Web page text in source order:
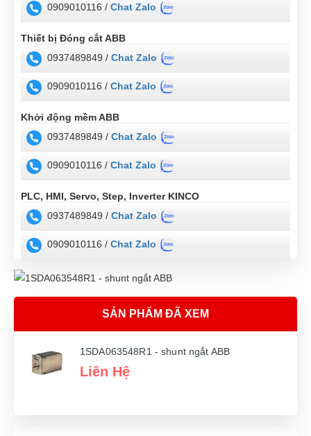
0909010116 / Chat Zalo
Thiết bị Đóng cắt ABB
0937489849 / Chat Zalo
0909010116 / Chat Zalo
Khởi động mềm ABB
0937489849 / Chat Zalo
0909010116 / Chat Zalo
PLC, HMI, Servo, Step, Inverter KINCO
0937489849 / Chat Zalo
0909010116 / Chat Zalo
SẢN PHẨM ĐÃ XEM
1SDA063548R1 - shunt ngắt ABB
Liên Hệ